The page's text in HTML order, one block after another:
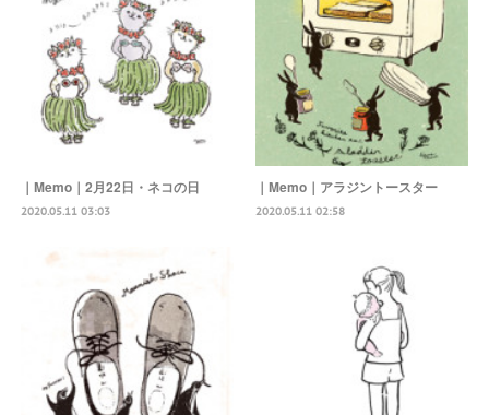
｜Memo｜2月22日・ネコの日
2020.05.11 03:03
｜Memo｜アラジントースター
2020.05.11 02:58